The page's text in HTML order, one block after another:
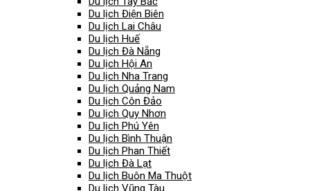
Du lịch Điện Biên
Du lịch Lai Châu
Du lịch Huế
Du lịch Đà Nẵng
Du lịch Hội An
Du lịch Nha Trang
Du lịch Quảng Nam
Du lịch Côn Đảo
Du lịch Quy Nhơn
Du lịch Phú Yên
Du lịch Bình Thuận
Du lịch Phan Thiết
Du lịch Đà Lạt
Du lịch Buôn Ma Thuột